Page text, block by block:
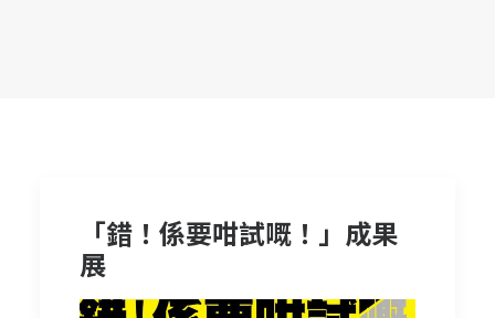
「錯！係要咁試嘅！」成果
展